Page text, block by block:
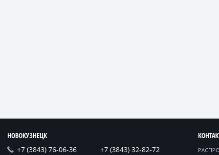
НОВОКУЗНЕЦК
+7 (3843) 76-06-36
+7 (3843) 32-82-72